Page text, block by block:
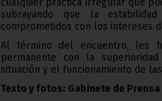
cualquier práctica irregular que
subrayando que la
comprometidos con los intereses
Al término del encuentro, les
permanente con la
situación y el funcionamiento de
Texto y fotos: Gabinete de